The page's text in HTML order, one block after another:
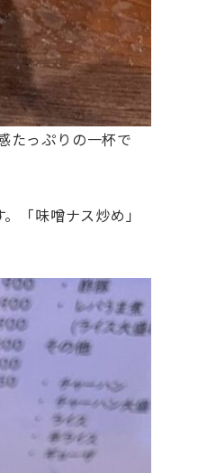
たっぷりの一杯で
「味噌ナス炒め」